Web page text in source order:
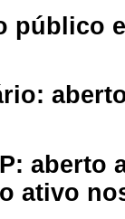
público
aberto
ativo